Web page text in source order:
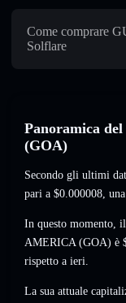
Come comprare
Solflare
Panoramica
(GOA)
Secondo gli ultimi
pari a $0.000008,
In questo momento,
AMERICA (GOA) è
rispetto a ieri.
La sua attuale